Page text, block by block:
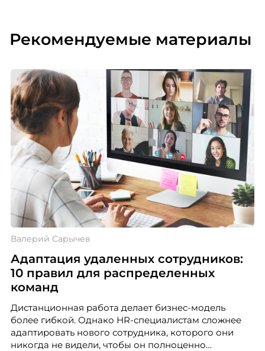
Рекомендуемые материалы
Валерий Сарычев
Адаптация удаленных сотрудников:
10 правил для распределенных
команд
Дистанционная работа делает бизнес-модель
более гибкой. Однако HR-специалистам сложнее
адаптировать нового сотрудника, которого они
никогда не видели, чтобы он полноценно